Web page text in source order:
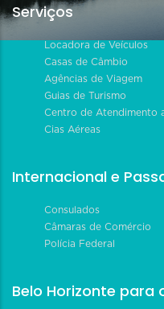
Serviços
Locadora de Veículos
Casas de Câmbio
Agências de Viagem
Guias de Turismo
Centro de Atendimento
Cias Aéreas
Internacional e
Consulados
Câmaras de Comércio
Polícia Federal
Belo Horizonte para